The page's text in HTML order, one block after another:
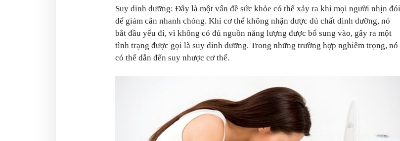
Suy dinh dưỡng: Đây là một vấn đề sức khỏe có thể xảy ra khi mọi người nhịn đói
để giảm cân nhanh chóng. Khi cơ thể không nhận được đủ chất dinh dưỡng, nó
bắt đầu yếu đi, vì không có đủ nguồn năng lượng được bổ sung vào, gây ra một
tình trạng được gọi là suy dinh dưỡng. Trong những trường hợp nghiêm trọng, nó
có thể dẫn đến suy nhược cơ thể.